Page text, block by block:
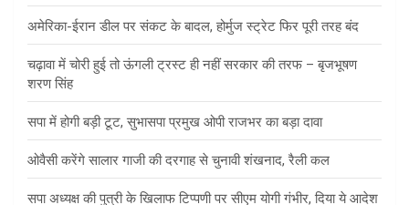
अमेरिका-ईरान डील पर संकट के बादल, होर्मुज स्ट्रेट फिर पूरी तरह बंद
चढ़ावा में चोरी हुई तो ऊंगली ट्रस्ट ही नहीं सरकार की तरफ – बृजभूषण
शरण सिंह
सपा में होगी बड़ी टूट, सुभासपा प्रमुख ओपी राजभर का बड़ा दावा
ओवैसी करेंगे सालार गाजी की दरगाह से चुनावी शंखनाद, रैली कल
सपा अध्यक्ष की पुत्री के खिलाफ टिप्पणी पर सीएम योगी गंभीर, दिया ये आदेश